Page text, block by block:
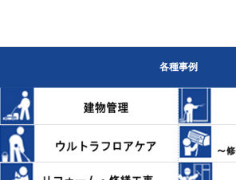
各種事例